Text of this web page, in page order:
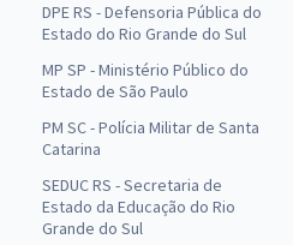
DPE RS - Defensoria Pública do
Estado do Rio Grande do Sul
MP SP - Ministério Público do
Estado de São Paulo
PM SC - Polícia Militar de Santa
Catarina
SEDUC RS - Secretaria de
Estado da Educação do Rio
Grande do Sul